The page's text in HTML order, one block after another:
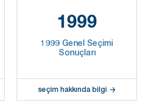
1999
1999 Genel Seçimi
Sonuçları
seçim hakkında bilgi